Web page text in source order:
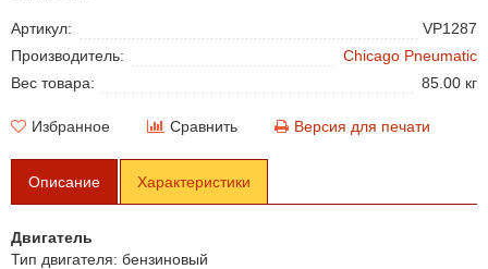
Артикул:
VP1287
Производитель:
Chicago Pneumatic
Вес товара:
85.00 кг
Избранное Сравнить Версия для печати
Описание Характеристики
Двигатель
Тип двигателя: бензиновый